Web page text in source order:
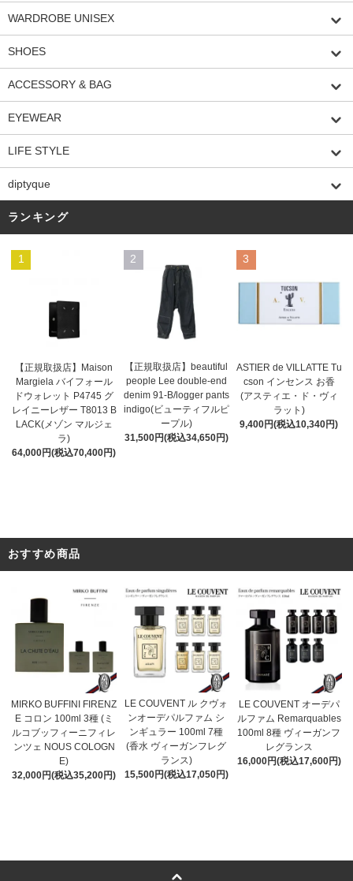
WARDROBE UNISEX
SHOES
ACCESSORY & BAG
EYEWEAR
LIFE STYLE
diptyque
ランキング
1
【正規取扱店】Maison
Margiela バイフォール
ドウォレット P4745 グ
レイニーレザー T8013 B
LACK(メゾン マルジェ
ラ)
64,000円(税込70,400円)
2
【正規取扱店】beautiful
people Lee double-end
denim 91-B/logger pants
indigo(ビューティフルピ
ープル)
31,500円(税込34,650円)
3
ASTIER de VILLATTE Tu
cson インセンス お香
(アスティエ・ド・ヴィ
ラット)
9,400円(税込10,340円)
おすすめ商品
MIRKO BUFFINI FIRENZ
E コロン 100ml 3種 (ミ
ルコブッフィーニフィレ
ンツェ NOUS COLOGN
E)
32,000円(税込35,200円)
LE COUVENT ル クヴォ
ンオーデパルファム シ
ンギュラー 100ml 7種
(香水 ヴィーガンフレグ
ランス)
15,500円(税込17,050円)
LE COUVENT オーデパ
ルファム Remarquables
100ml 8種 ヴィーガンフ
レグランス
16,000円(税込17,600円)